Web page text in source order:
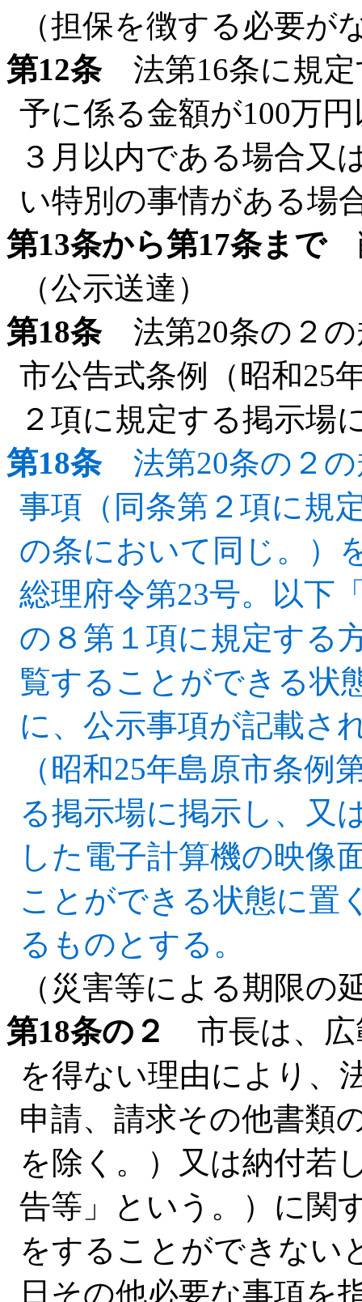
（担保を徴する必要が
第12条法第16条に規定
予に係る金額が100万
３月以内である場合又
い特別の事情がある場
第13条から第17条まで
（公示送達）
第18条法第20条の２の
市公告式条例（昭和25
２項に規定する掲示場
第18条法第20条の２の
事項（同条第２項に規
の条において同じ。）
総理府令第23号。以下
の８第１項に規定する
覧することができる状
に、公示事項が記載さ
（昭和25年島原市条例
る掲示場に掲示し、又
した電子計算機の映像
ことができる状態に置
るものとする。
（災害等による期限の
第18条の２
市長は、広
を得ない理由により、
申請、請求その他書類
を除く。）又は納付若
告等」という。）に関
をすることができない
日その他必要な事項を